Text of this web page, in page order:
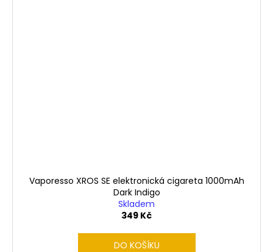
Vaporesso XROS SE elektronická cigareta 1000mAh
Dark Indigo
Skladem
349 Kč
DO KOŠÍKU